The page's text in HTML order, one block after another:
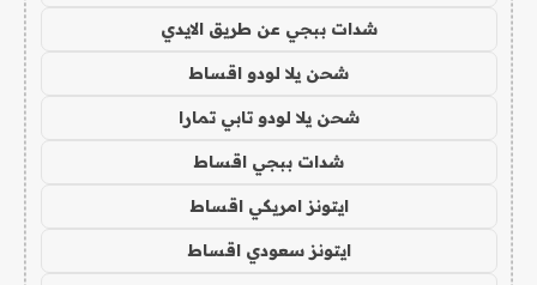
شدات ببجي عن طريق الايدي
شحن يلا لودو اقساط
شحن يلا لودو تابي تمارا
شدات ببجي اقساط
ايتونز امريكي اقساط
ايتونز سعودي اقساط